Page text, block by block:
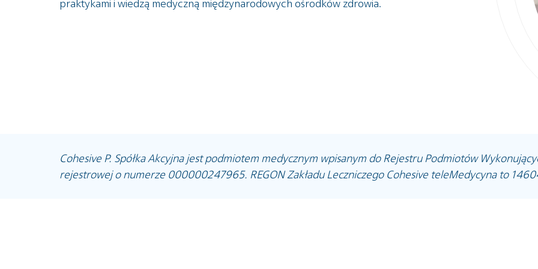
praktykami i wiedzą medyczną międzynarodowych ośrodków zdrowia.
Cohesive P. Spółka Akcyjna jest podmiotem medycznym wpisanym do Rejestru Podmiotów
rejestrowej o numerze 000000247965. REGON Zakładu Leczniczego Cohesive teleMedycyna to